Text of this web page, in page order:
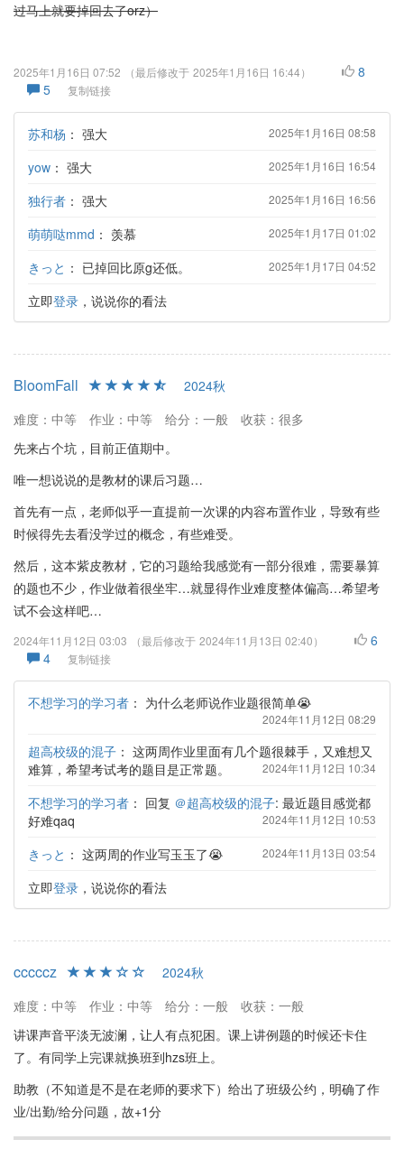
过马上就要掉回去了orz）
2025年1月16日 07:52 （最后修改于 2025年1月16日 16:44）
8
5
复制链接
苏和杨 ： 强大 2025年1月16日 08:58
yow ： 强大 2025年1月16日 16:54
独行者 ： 强大 2025年1月16日 16:56
萌萌哒mmd ： 羡慕 2025年1月17日 01:02
きっと ： 已掉回比原g还低。 2025年1月17日 04:52
立即登录 ，说说你的看法
BloomFall
2024秋
难度：中等
作业：中等 给分：一般
收获：很多
先来占个坑，目前正值期中。
唯一想说说的是教材的课后习题…
首先有一点，老师似乎一直提前一次课的内容布置作业，导致有些
时候得先去看没学过的概念，有些难受。
然后，这本紫皮教材，它的习题给我感觉有一部分很难，需要暴算
的题也不少，作业做着很坐牢…就显得作业难度整体偏高…希望考
试不会这样吧…
2024年11月12日 03:03 （最后修改于 2024年11月13日 02:40）
6
4
复制链接
不想学习的学习者 ： 为什么老师说作业题很简单😭
2024年11月12日 08:29
超高校级的混子 ： 这两周作业里面有几个题很棘手，又难想又
难算，希望考试考的题目是正常题。
2024年11月12日 10:34
不想学习的学习者 ： 回复 ＠超高校级的混子: 最近题目感觉都
好难qaq
2024年11月12日 10:53
きっと ： 这两周的作业写玉玉了😭 2024年11月13日 03:54
立即登录 ，说说你的看法
cccccz
2024秋
难度：中等
作业：中等 给分：一般
收获：一般
讲课声音平淡无波澜，让人有点犯困。课上讲例题的时候还卡住
了。有同学上完课就换班到hzs班上。
助教（不知道是不是在老师的要求下）给出了班级公约，明确了作
业/出勤/给分问题，故+1分